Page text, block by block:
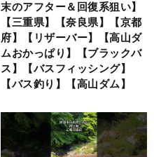
末のアフター＆回復系狙い】
【三重県】【奈良県】【京都
府】【リザーバー】【高山ダ
ムおかっぱり】【ブラックバ
ス】【バスフィッシング】
【バス釣り】【高山ダム】